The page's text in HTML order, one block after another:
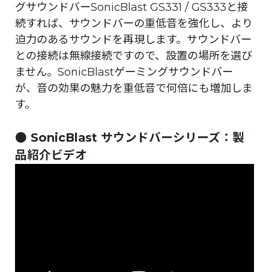
グサウンドバーSonicBlast GS331 / GS333と接
続すれば、サウンドバーの重低音を強化し、より
迫力のあるサウンドを再現します。サウンドバー
との接続は無線接続ですので、設置の場所を選び
ません。SonicBlastゲーミングサウンドバー
が、音の効果の魅力を重低音で何倍にも増加しま
す。
● SonicBlast サウンドバーシリーズ：製
品紹介ビデオ